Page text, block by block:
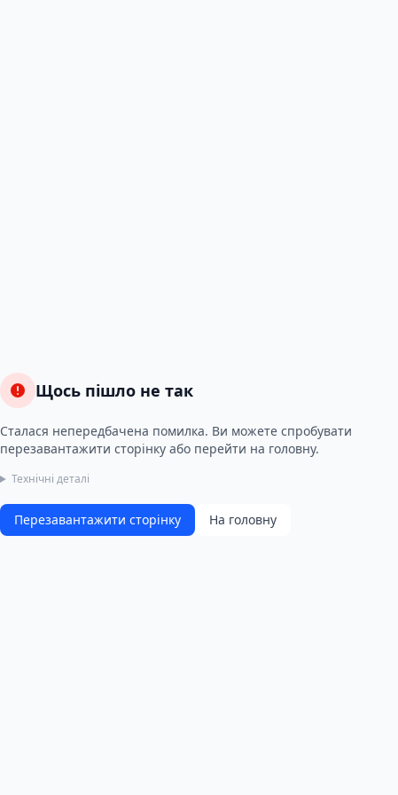
Щось пішло не так
Сталася непередбачена помилка. Ви можете спробувати
перезавантажити сторінку або перейти на головну.
Технічні деталі
Перезавантажити сторінку На головну